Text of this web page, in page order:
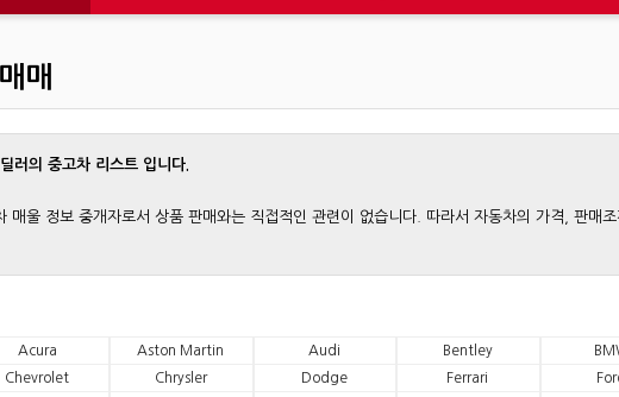
매
러의 중고차 리스트 입니다.
울 정보 중개자로서 상품 판매와는 직접적인 관련이 없습니다. 따라서 자동차의 가격, 판매조
Acura Aston Martin Audi Bentley
Chevrolet Chrysler Dodge Ferrari